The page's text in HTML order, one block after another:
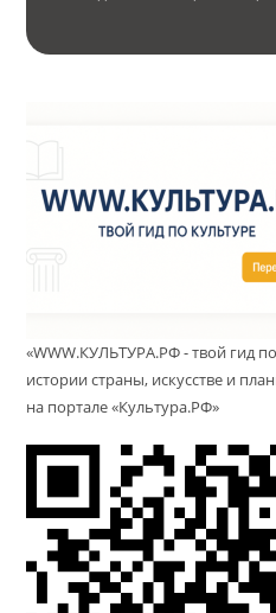
«WWW.КУЛЬТУРА.РФ - твой гид
истории страны, искусстве и
на портале «Культура.РФ»